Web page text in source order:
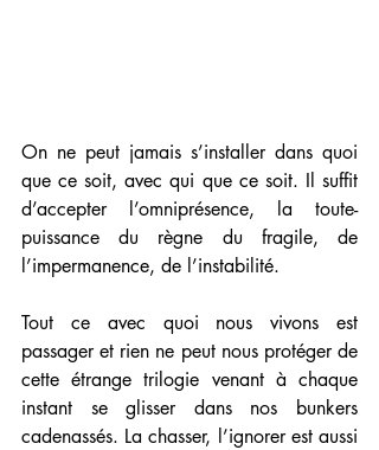
On ne peut jamais s’installer dans quoi
que ce soit, avec qui que ce soit. Il suffit
d’accepter l’omniprésence, la toute-
puissance du règne du fragile, de
l’impermanence, de l’instabilité.
Tout ce avec quoi nous vivons est
passager et rien ne peut nous protéger de
cette étrange trilogie venant à chaque
instant se glisser dans nos bunkers
cadenassés. La chasser, l’ignorer est aussi